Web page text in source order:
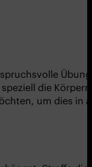
die
um dies in